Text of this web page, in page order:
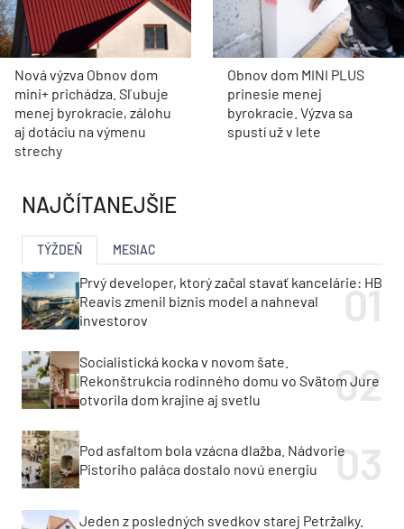
Nová výzva Obnov dom
mini+ prichádza. Sľubuje
menej byrokracie, zálohu
aj dotáciu na výmenu
strechy
Obnov dom MINI PLUS
prinesie menej
byrokracie. Výzva sa
spustí už v lete
NAJČÍTANEJŠIE
TÝŽDEŇ MESIAC
Prvý developer, ktorý začal stavať kancelárie: HB
Reavis zmenil biznis model a nahneval
investorov
Socialistická kocka v novom šate.
Rekonštrukcia rodinného domu vo Svätom Jure
otvorila dom krajine aj svetlu
Pod asfaltom bola vzácna dlažba. Nádvorie
Pistoriho paláca dostalo novú energiu
Jeden z posledných svedkov starej Petržalky.